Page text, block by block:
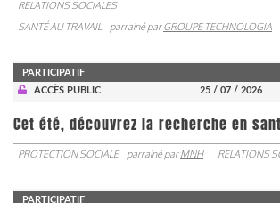
RELATIONS SOCIALES
SANTÉ AU TRAVAIL
parrainé parGROUPE TECHNOLOGIA
PARTICIPATIF
ACCÈS PUBLIC
25 / 07 / 2026
Cet été, découvrez la recherche en
PROTECTION SOCIALE parrainé parMNH RELATIONS
PARTICIPATIF